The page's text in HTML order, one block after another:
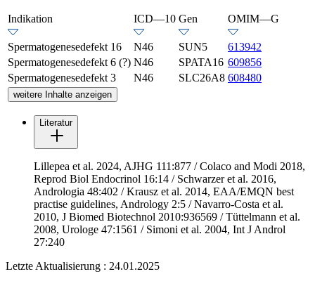
Indikation ICD—10 Gen OMIM—G
Spermatogenesedefekt 16 N46 SUN5
613942
Spermatogenesedefekt 6 (?) N46 SPATA16 609856
Spermatogenesedefekt 3
N46 SLC26A8 608480
weitere Inhalte anzeigen
Literatur
Lillepea et al. 2024, AJHG 111:877 / Colaco and Modi 2018,
Reprod Biol Endocrinol 16:14 / Schwarzer et al. 2016,
Andrologia 48:402 / Krausz et al. 2014, EAA/EMQN best
practise guidelines, Andrology 2:5 / Navarro-Costa et al.
2010, J Biomed Biotechnol 2010:936569 / Tüttelmann et al.
2008, Urologe 47:1561 / Simoni et al. 2004, Int J Androl
27:240
Letzte Aktualisierung : 24.01.2025